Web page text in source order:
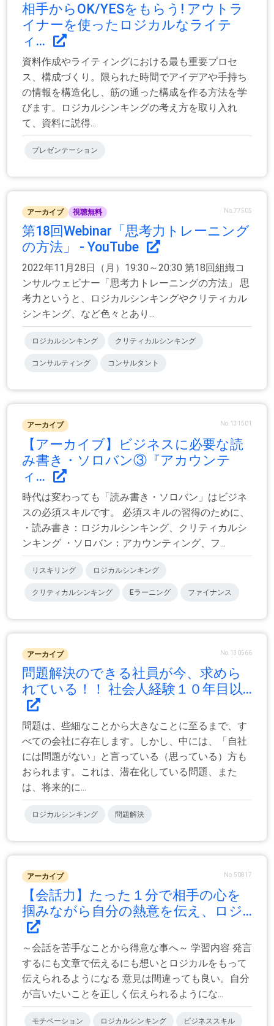
相手からOK/YESをもらう! アウトラ
イナーを使ったロジカルなライテ
ィ...
資料作成やライティングにおける最も重要プロセ
ス、構成づくり。限られた時間でアイデアや手持ち
の情報を構造化し、筋の通った構成を作る方法を学
びます。ロジカルシンキングの考え方を取り入れ
て、資料に説得...
プレゼンテーション
アーカイブ 視聴無料 No.77505
第18回Webinar「思考力トレーニング
の方法」 - YouTube
2022年11月28日（月）19:30～20:30 第18回組織コ
ンサルウェビナー「思考力トレーニングの方法」 思
考力というと、ロジカルシンキングやクリティカル
シンキング、など色々とあり...
ロジカルシンキング クリティカルシンキング
コンサルティング コンサルタント
アーカイブ No.131501
【アーカイブ】ビジネスに必要な読
み書き・ソロバン③『アカウンテ
ィ...
時代は変わっても「読み書き・ソロバン」はビジネ
スの必須スキルです。 必須スキルの習得のために、
・読み書き：ロジカルシンキング、クリティカルシ
ンキング ・ソロバン：アカウンティング、フ...
リスキリング ロジカルシンキング
クリティカルシンキング Eラーニング ファイナンス
アーカイブ No.130566
問題解決のできる社員が今、求めら
れている！！ 社会人経験１０年目以...
問題は、些細なことから大きなことに至るまで、す
べての会社に存在します。しかし、中には、「自社
には問題がない」と言っている（思っている）方も
おられます。これは、潜在化している問題、また
は、将来的に...
ロジカルシンキング 問題解決
アーカイブ No.50817
【会話力】たった１分で相手の心を
掴みながら自分の熱意を伝え、ロジ...
～会話を苦手なことから得意な事へ～ 学習内容 発言
するにも文章で伝えるにも想いとロジカルをもって
伝えられるようになる 意見は間違っても良い。自分
が言いたいことを正しく伝えられるようにな...
モチベーション ロジカルシンキング ビジネススキル